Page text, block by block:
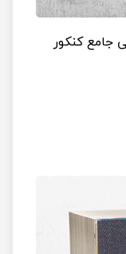
جامع کنکور